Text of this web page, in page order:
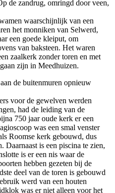
de zandrug, omringd door veen,
waarschijnlijk van een
het monniken van Selwerd,
een goede kleiput, om
van baksteen. Het waren
zaalkerk zonder toren en met
zijn in Meedhuizen.
de buitenmuren opnieuw
voor de gewelven werden
had de leiding van de
750 jaar oude kerk er een
was een smal venster
Roomse kerk gebouwd, dus
Daarnaast is een piscina te zien,
is er een nis waar de
hebben gezeten bij de
deel van de toren is gebouwd
werd van een houten
was er niet alleen voor het